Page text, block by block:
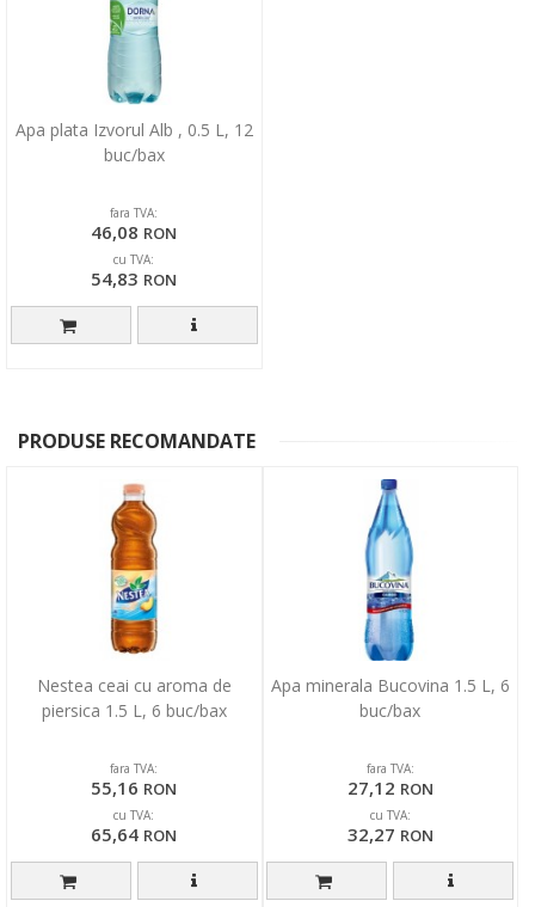
Apa plata Izvorul Alb , 0.5 L, 12
buc/bax
fara TVA:
46,08 RON
cu TVA:
54,83 RON
PRODUSE RECOMANDATE
Nestea ceai cu aroma de
piersica 1.5 L, 6 buc/bax
fara TVA:
55,16 RON
cu TVA:
65,64 RON
Apa minerala Bucovina 1.5 L, 6
buc/bax
fara TVA:
27,12 RON
cu TVA:
32,27 RON